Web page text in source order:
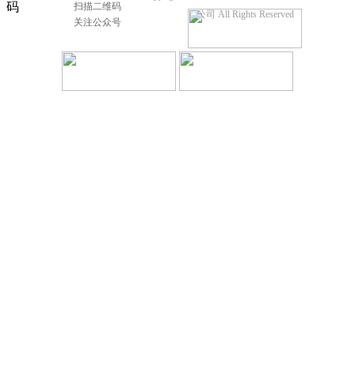
扫描二维码
关注公众号
公司 All Rights Reserved